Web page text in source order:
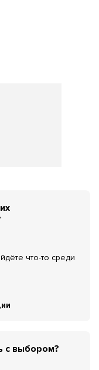
что-то среди
с выбором?